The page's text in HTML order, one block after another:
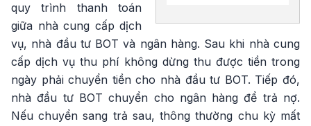
quy trình thanh toán
giữa nhà cung cấp dịch
vụ, nhà đầu tư BOT và ngân hàng. Sau khi nhà cung
cấp dịch vụ thu phí không dừng thu được tiền trong
ngày phải chuyển tiền cho nhà đầu tư BOT. Tiếp đó,
nhà đầu tư BOT chuyển cho ngân hàng để trả nợ.
Nếu chuyển sang trả sau, thông thường chu kỳ mất